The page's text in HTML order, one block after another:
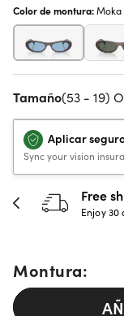
Color de montura:Moka
Tamaño(53 - 19)
Aplicar
Sync your vision
Free
Enjoy
Montura: